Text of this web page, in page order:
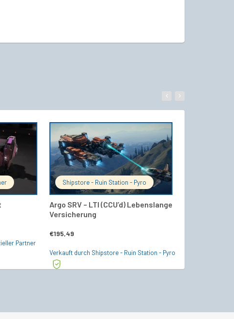
WARENKORB
Partner
Shipstore - Ruin Station - Pyro
Argo SRV – LTI (CCU’d) Lebenslange
Versicherung
€195,49
IN DEN WARENKORB
Verkauft durch Shipstore - Ruin Station - Pyro